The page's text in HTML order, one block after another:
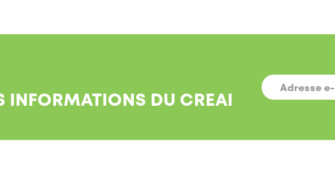
INFORMATIONS DU CREAI
E-
MAIL *